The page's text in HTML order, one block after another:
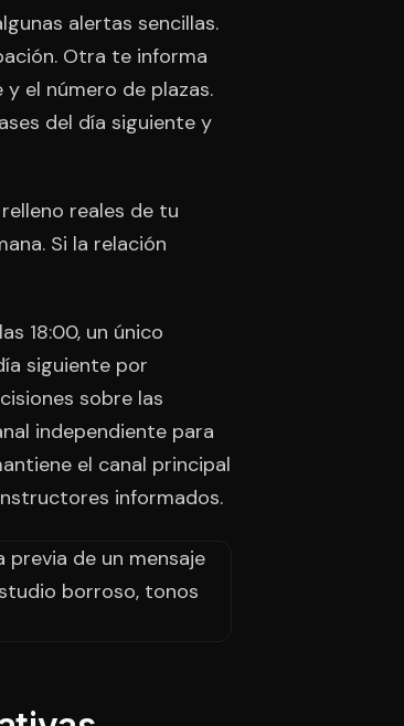
alertas sencillas.
Otra te informa
el número de plazas.
del día siguiente y
reales de tu
Si la relación
18:00, un único
siguiente por
sobre las
independiente para
el canal principal
informados.